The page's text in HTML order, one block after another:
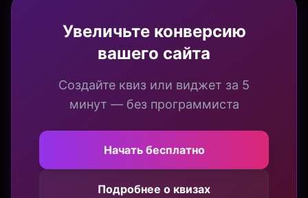
Увеличьте конверсию
вашего сайта
Создайте квиз или виджет за 5
минут — без программиста
Начать бесплатно
Подробнее о квизах